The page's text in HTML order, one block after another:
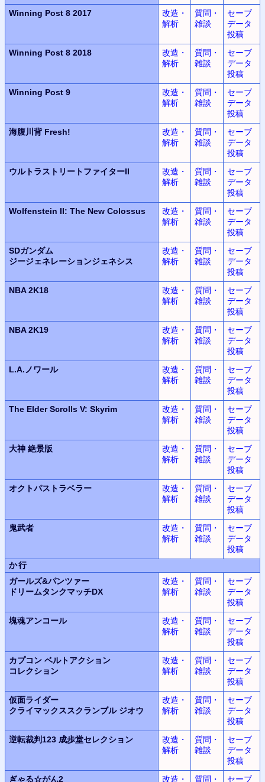
Winning Post 8 2017
改造・
解析
質問・
雑談
セーブ
データ
投稿
Winning Post 8 2018
改造・
解析
質問・
雑談
セーブ
データ
投稿
Winning Post 9
改造・
解析
質問・
雑談
セーブ
データ
投稿
海腹川背 Fresh!
改造・
解析
質問・
雑談
セーブ
データ
投稿
ウルトラ ストリートファイターII
改造・
解析
質問・
雑談
セーブ
データ
投稿
Wolfenstein II: The New Colossus
改造・
解析
質問・
雑談
セーブ
データ
投稿
SDガンダム
ジージェネレーションジェネシス
改造・
解析
質問・
雑談
セーブ
データ
投稿
NBA 2K18
改造・
解析
質問・
雑談
セーブ
データ
投稿
NBA 2K19
改造・
解析
質問・
雑談
セーブ
データ
投稿
L.A. ノワール
改造・
解析
質問・
雑談
セーブ
データ
投稿
The Elder Scrolls V: Skyrim
改造・
解析
質問・
雑談
セーブ
データ
投稿
大神 絶景版
改造・
解析
質問・
雑談
セーブ
データ
投稿
オクトパストラベラー
改造・
解析
質問・
雑談
セーブ
データ
投稿
鬼武者
改造・
解析
質問・
雑談
セーブ
データ
投稿
か行
ガールズ&パンツァー
ドリームタンクマッチDX
改造・
解析
質問・
雑談
セーブ
データ
投稿
塊魂アンコール
改造・
解析
質問・
雑談
セーブ
データ
投稿
カプコン ベルトアクション
コレクション
改造・
解析
質問・
雑談
セーブ
データ
投稿
仮面ライダー
クライマックススクランブル ジオウ
改造・
解析
質問・
雑談
セーブ
データ
投稿
逆転裁判123 成歩堂セレクション
改造・
解析
質問・
雑談
セーブ
データ
投稿
ぎゃる☆がん2
改造・ 質問・ セーブ